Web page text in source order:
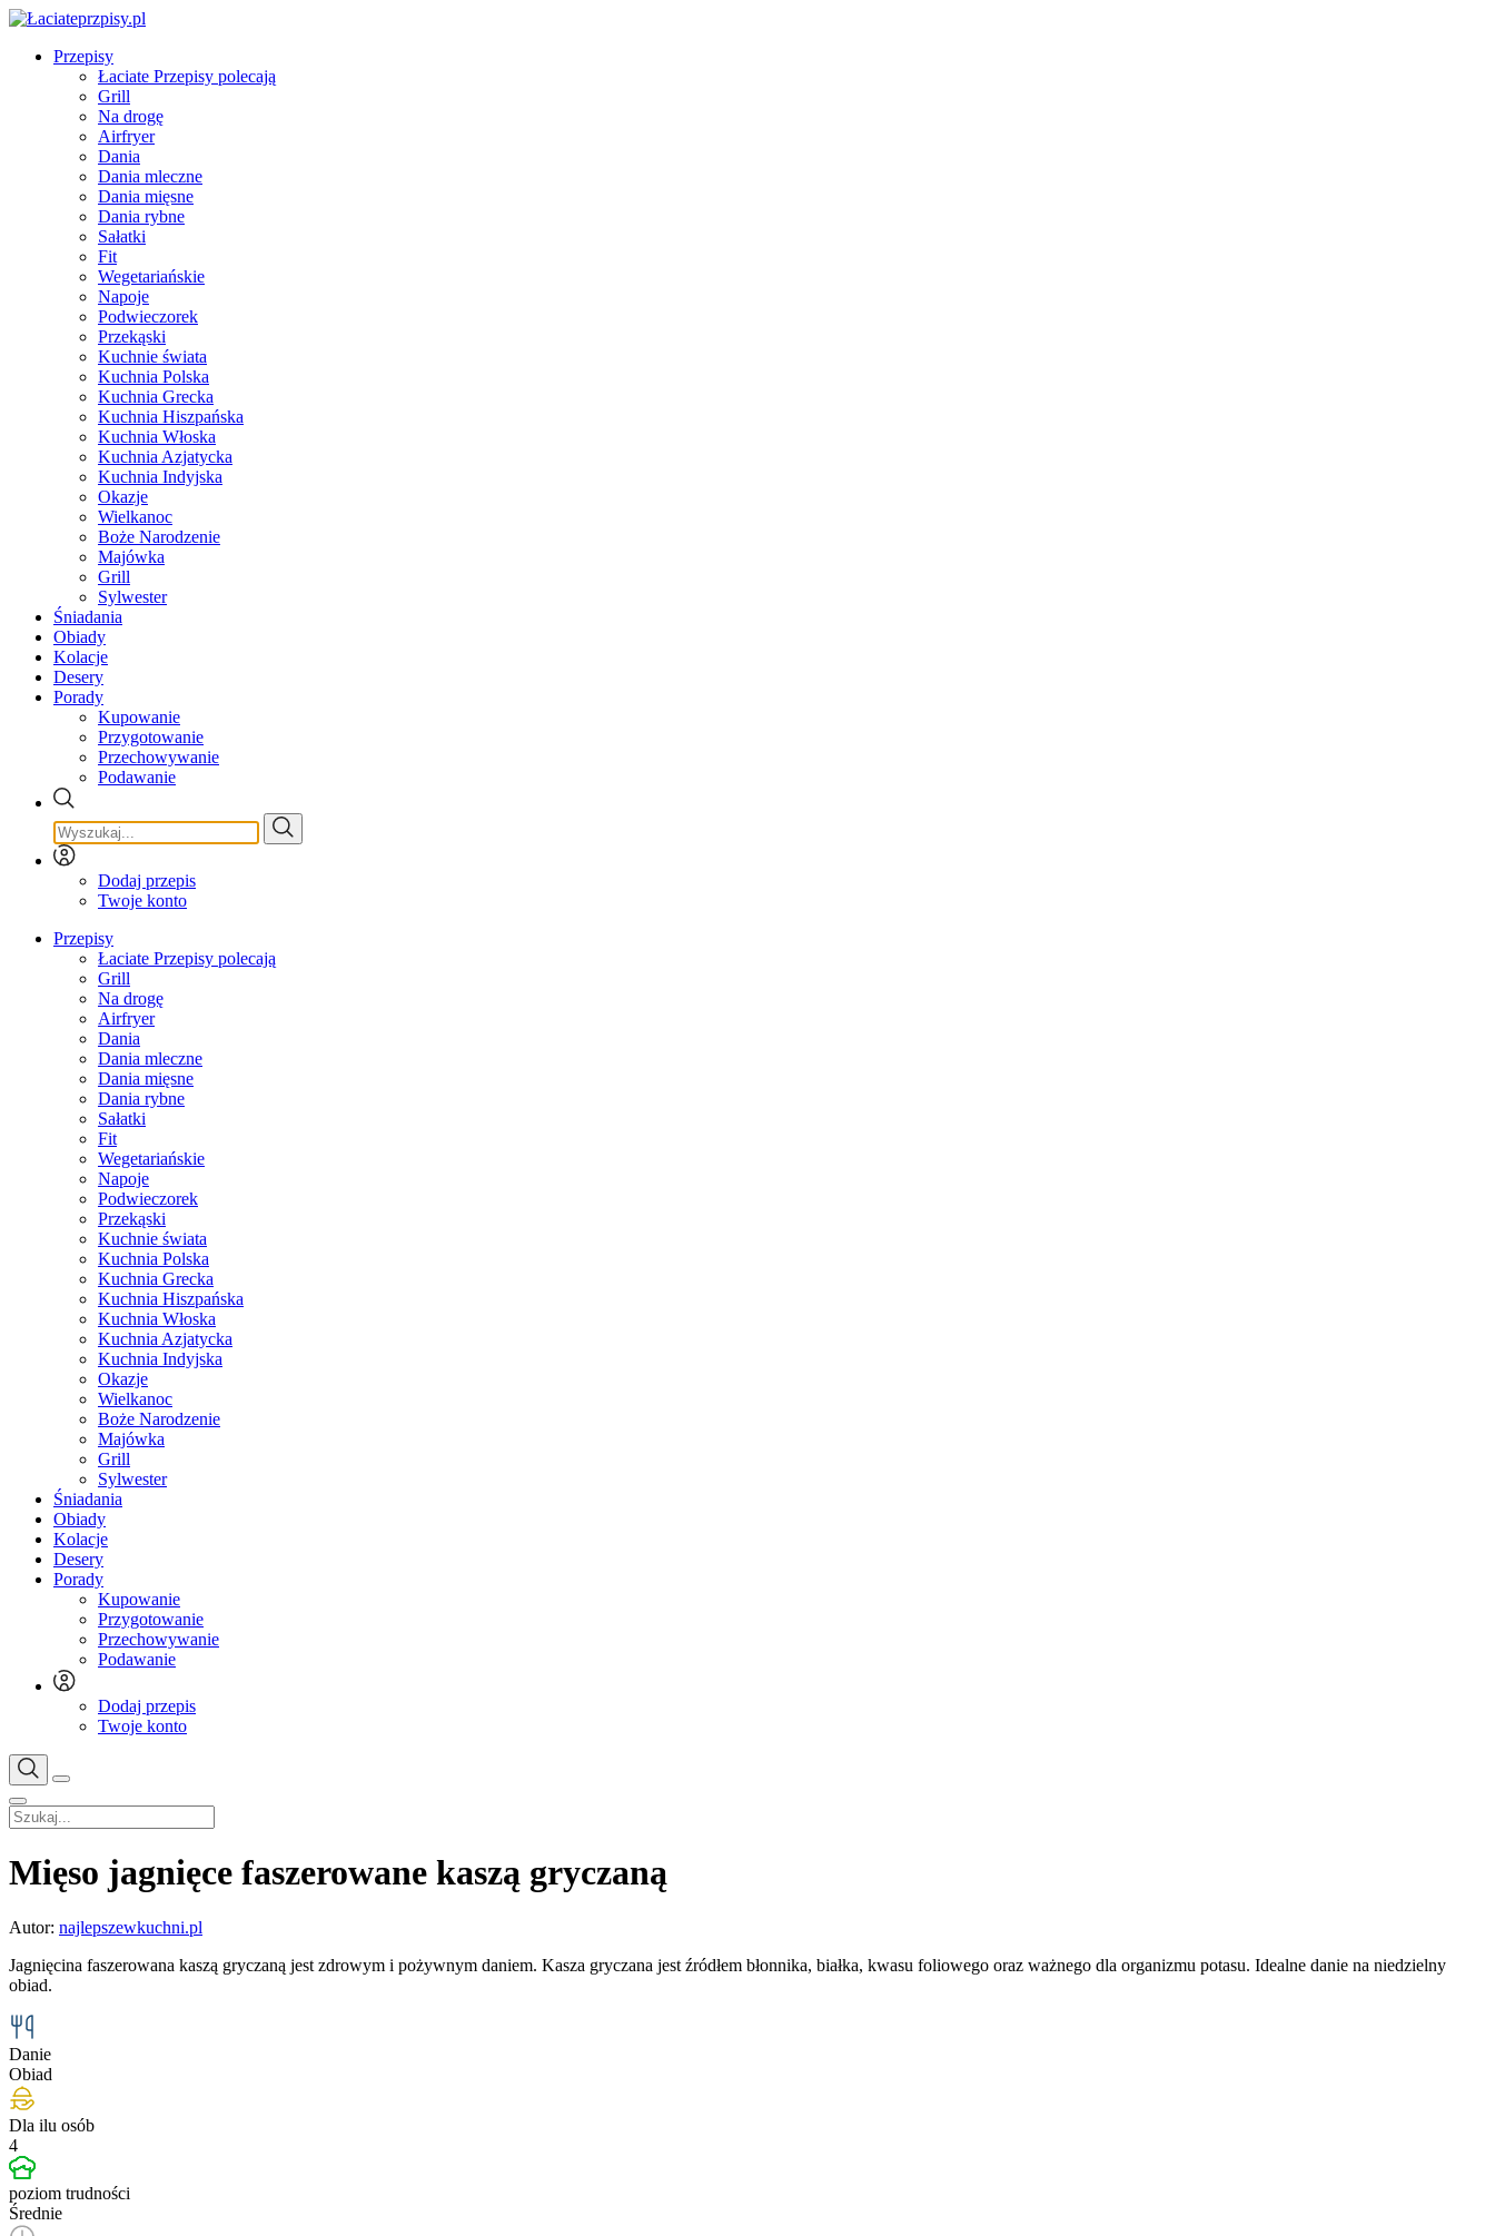
Przepisy
Łaciate Przepisy polecają
Grill
Na drogę
Airfryer
Dania
Dania mleczne
Dania mięsne
Dania rybne
Sałatki
Fit
Wegetariańskie
Napoje
Podwieczorek
Przekąski
Kuchnie świata
Kuchnia Polska
Kuchnia Grecka
Kuchnia Hiszpańska
Kuchnia Włoska
Kuchnia Azjatycka
Kuchnia Indyjska
Okazje
Wielkanoc
Boże Narodzenie
Majówka
Grill
Sylwester
Śniadania
Obiady
Kolacje
Desery
Porady
Kupowanie
Przygotowanie
Przechowywanie
Podawanie
Dodaj przepis
Twoje konto
Przepisy
Łaciate Przepisy polecają
Grill
Na drogę
Airfryer
Dania
Dania mleczne
Dania mięsne
Dania rybne
Sałatki
Fit
Wegetariańskie
Napoje
Podwieczorek
Przekąski
Kuchnie świata
Kuchnia Polska
Kuchnia Grecka
Kuchnia Hiszpańska
Kuchnia Włoska
Kuchnia Azjatycka
Kuchnia Indyjska
Okazje
Wielkanoc
Boże Narodzenie
Majówka
Grill
Sylwester
Śniadania
Obiady
Kolacje
Desery
Porady
Kupowanie
Przygotowanie
Przechowywanie
Podawanie
Dodaj przepis
Twoje konto
Mięso jagnięce faszerowane kaszą gryczaną
Autor: najlepszewkuchni.pl
Jagnięcina faszerowana kaszą gryczaną jest zdrowym i pożywnym daniem. Kasza gryczana jest źródłem błonnika, białka, kwasu foliowego oraz ważnego dla organizmu potasu. Idealne danie na niedzielny
obiad.
Danie
Obiad
Dla ilu osób
4
poziom trudności
Średnie